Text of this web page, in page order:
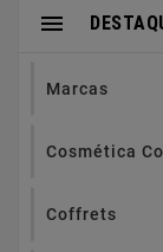

Marcas
Cosmética
Coffrets